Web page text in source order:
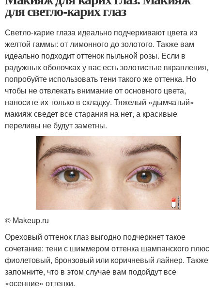
для светло-карих глаз
Светло-карие глаза идеально подчеркивают цвета из
желтой гаммы: от лимонного до золотого. Также вам
идеально подходит оттенок пыльной розы. Если в
радужных оболочках у вас есть золотистые вкрапления,
попробуйте использовать тени такого же оттенка. Но
чтобы не отвлекать внимание от основного цвета,
наносите их только в складку. Тяжелый «дымчатый»
макияж сведет все старания на нет, а красивые
переливы не будут заметны.
© Makeup.ru
Ореховый оттенок глаз выгодно подчеркнет такое
сочетание: тени с шиммером оттенка шампанского плюс
фиолетовый, бронзовый или коричневый лайнер. Также
запомните, что в этом случае вам подойдут все
«осенние» оттенки.